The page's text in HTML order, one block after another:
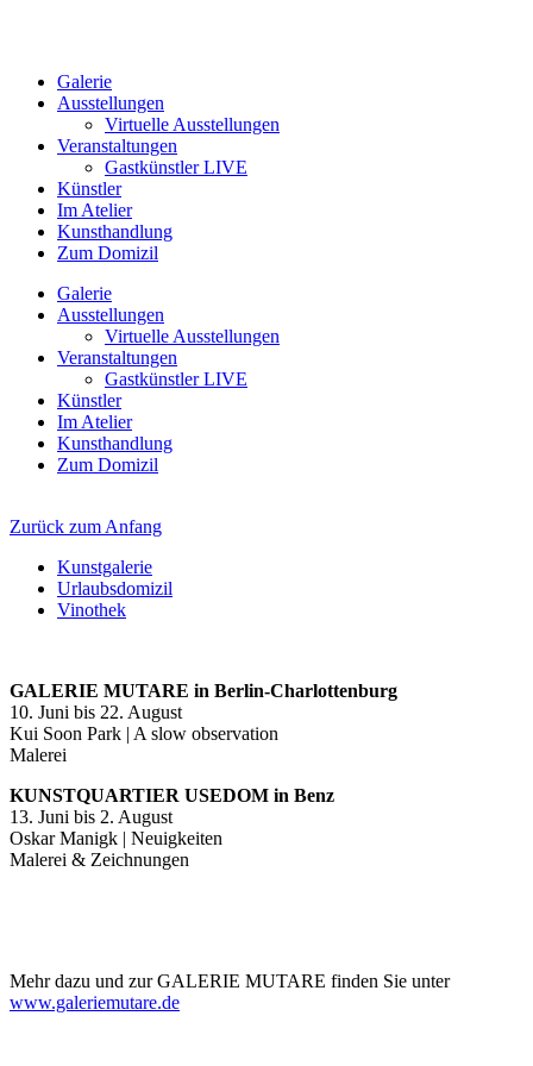
Galerie
Ausstellungen
Virtuelle Ausstellungen
Veranstaltungen
Gastkünstler LIVE
Künstler
Im Atelier
Kunsthandlung
Zum Domizil
Galerie
Ausstellungen
Virtuelle Ausstellungen
Veranstaltungen
Gastkünstler LIVE
Künstler
Im Atelier
Kunsthandlung
Zum Domizil
Zurück zum Anfang
Kunstgalerie
Urlaubsdomizil
Vinothek
GALERIE MUTARE in Berlin-Charlottenburg
10. Juni bis 22. August
Kui Soon Park | A slow observation
Malerei
KUNSTQUARTIER USEDOM in Benz
13. Juni bis 2. August
Oskar Manigk | Neuigkeiten
Malerei & Zeichnungen
Mehr dazu und zur GALERIE MUTARE finden Sie unter
www.galeriemutare.de